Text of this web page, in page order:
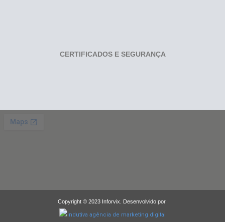
CERTIFICADOS E SEGURANÇA
Copyright © 2023 Inforvix. Desenvolvido por